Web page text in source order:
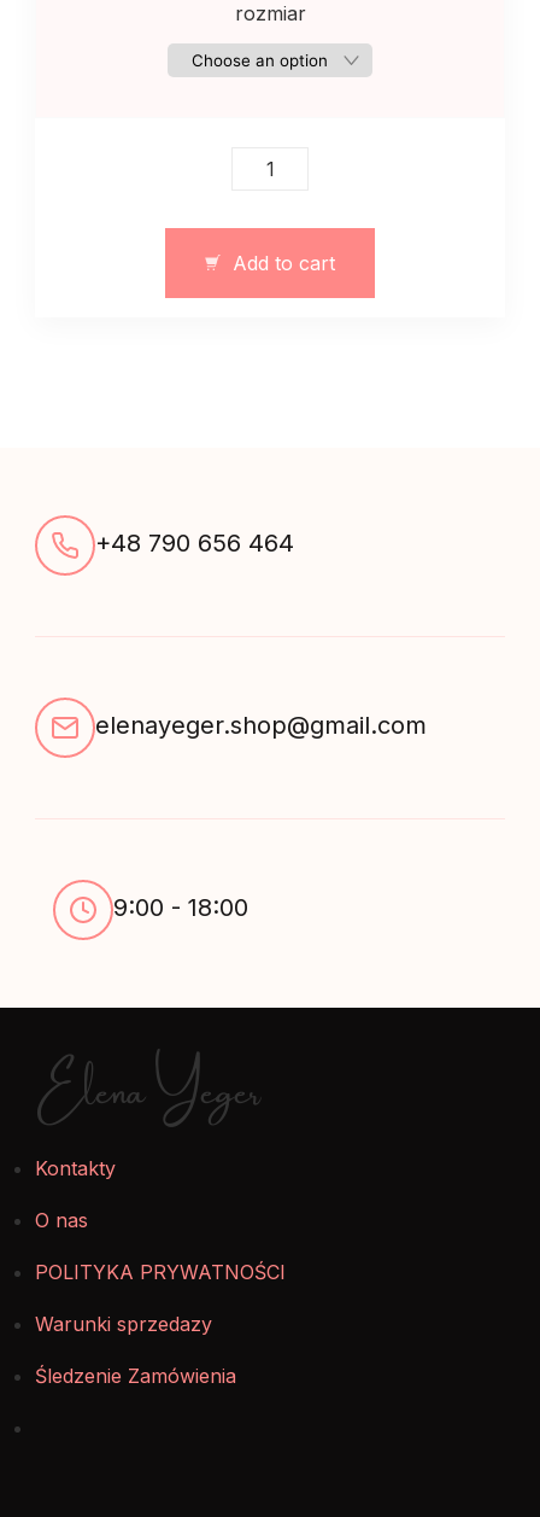
rozmiar
Bielizna
stanik
Add to cart
+48 790 656 464
elenayeger.shop@gmail.com
9:00 - 18:00
Elena Yeger
Kontakty
O nas
POLITYKA PRYWATNOŚCI
Warunki sprzedazy
Śledzenie Zamówienia